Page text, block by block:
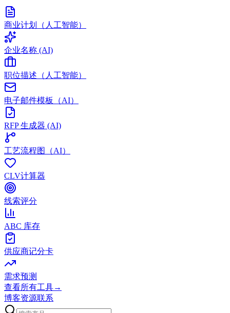
商业计划（人工智能）
企业名称 (AI)
职位描述（人工智能）
电子邮件模板（AI）
RFP 生成器 (AI)
工艺流程图（AI）
CLV计算器
线索评分
ABC 库存
供应商记分卡
需求预测
查看所有工具→
博客资源联系